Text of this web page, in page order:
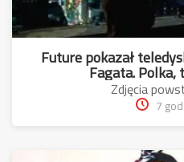
Future pokazał
Fagata. Polka,
Zdjęcia
7